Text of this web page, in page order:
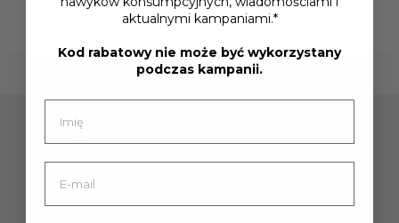
10% rabatu na pierwsze zamówienie
Zapisując się do naszego newslettera,
aktualnymi kampaniami.*
Kod rabatowy nie może być wykorzystany
podczas kampanii.